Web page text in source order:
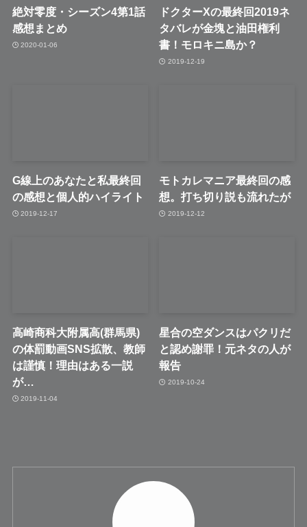
絶対零度・シーズン4第1話
感想まとめ
2020-01-06
ドクターXの最終回2019ネ
タバレが金塊と油田権利
書！モロキニ島か？
2019-12-19
G線上のあなたと私最終回
の感想と個人的ハイライト
2019-12-17
モトカレマニア最終回の感
想。打ち切り説も流れたが
2019-12-12
高崎商科大附属高(群馬県)
の体罰動画SNS拡散、教師
は謹慎！理由はある一説
が…
2019-11-04
星合の空ダンスはパクリだ
と認め謝罪！元ネタの人が
報告
2019-10-24